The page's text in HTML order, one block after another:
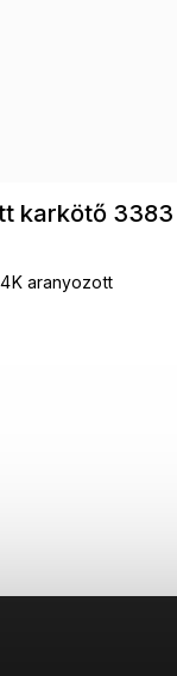
karkötő 3383
aranyozott